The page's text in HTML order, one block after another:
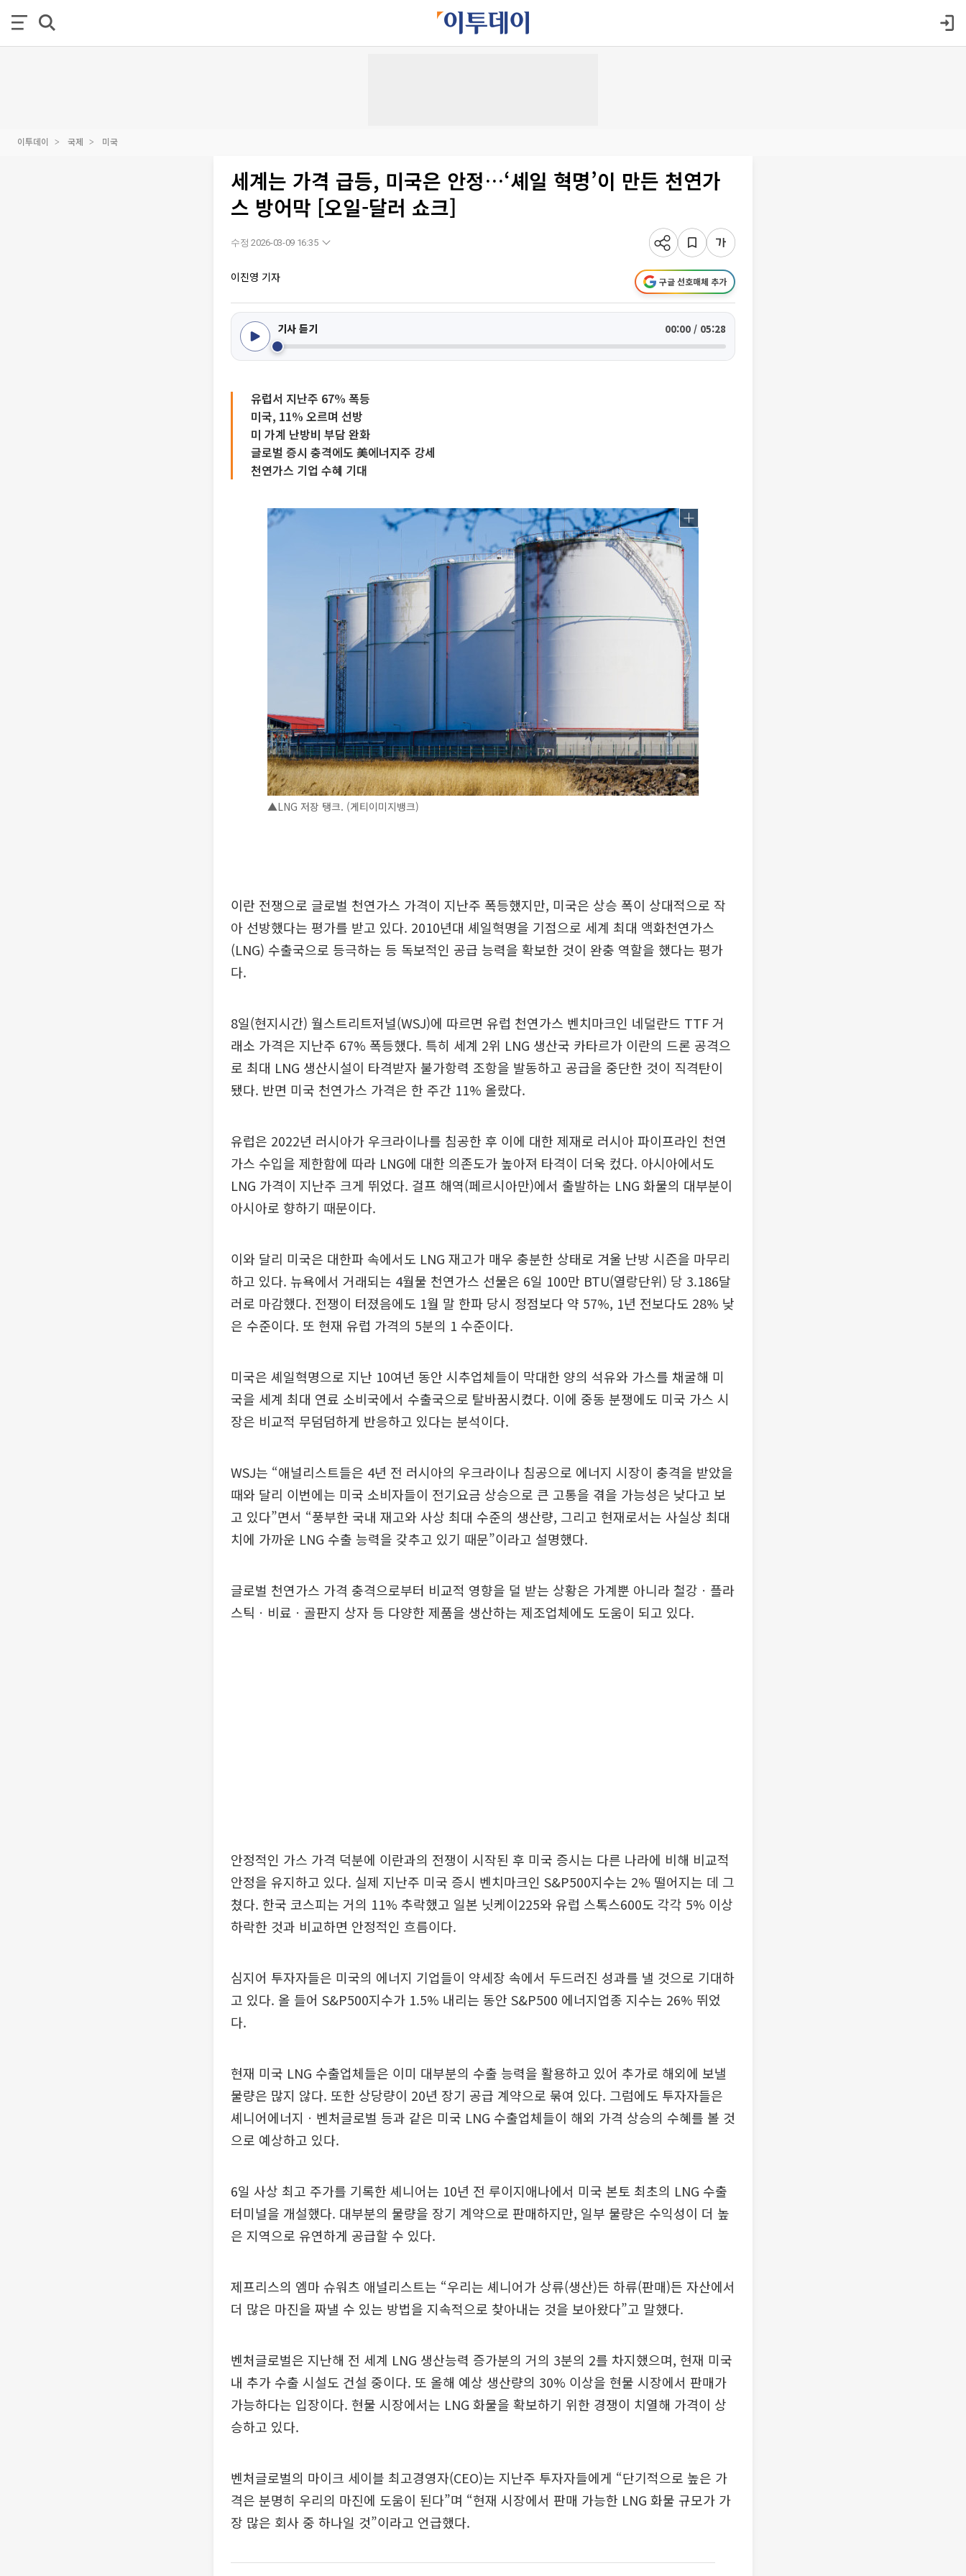
이투데이 국제 미국
세계는 가격 급등, 미국은 안정…‘셰일 혁명’이 만든 천연가
스 방어막 [오일-달러 쇼크]
수정 2026-03-09 16:35
이진영 기자 구글 선호매체 추가
기사 듣기 00:00 / 05:28
유럽서 지난주 67% 폭등
미국, 11% 오르며 선방
미 가계 난방비 부담 완화
글로벌 증시 충격에도 美에너지주 강세
천연가스 기업 수혜 기대
▲LNG 저장 탱크. (게티이미지뱅크)
이란 전쟁으로 글로벌 천연가스 가격이 지난주 폭등했지만, 미국은 상승 폭이 상대적으로 작
아 선방했다는 평가를 받고 있다. 2010년대 셰일혁명을 기점으로 세계 최대 액화천연가스
(LNG) 수출국으로 등극하는 등 독보적인 공급 능력을 확보한 것이 완충 역할을 했다는 평가
다.
8일(현지시간) 월스트리트저널(WSJ)에 따르면 유럽 천연가스 벤치마크인 네덜란드 TTF 거
래소 가격은 지난주 67% 폭등했다. 특히 세계 2위 LNG 생산국 카타르가 이란의 드론 공격으
로 최대 LNG 생산시설이 타격받자 불가항력 조항을 발동하고 공급을 중단한 것이 직격탄이
됐다. 반면 미국 천연가스 가격은 한 주간 11% 올랐다.
유럽은 2022년 러시아가 우크라이나를 침공한 후 이에 대한 제재로 러시아 파이프라인 천연
가스 수입을 제한함에 따라 LNG에 대한 의존도가 높아져 타격이 더욱 컸다. 아시아에서도
LNG 가격이 지난주 크게 뛰었다. 걸프 해역(페르시아만)에서 출발하는 LNG 화물의 대부분이
아시아로 향하기 때문이다.
이와 달리 미국은 대한파 속에서도 LNG 재고가 매우 충분한 상태로 겨울 난방 시즌을 마무리
하고 있다. 뉴욕에서 거래되는 4월물 천연가스 선물은 6일 100만 BTU(열랑단위) 당 3.186달
러로 마감했다. 전쟁이 터졌음에도 1월 말 한파 당시 정점보다 약 57%, 1년 전보다도 28% 낮
은 수준이다. 또 현재 유럽 가격의 5분의 1 수준이다.
미국은 셰일혁명으로 지난 10여년 동안 시추업체들이 막대한 양의 석유와 가스를 채굴해 미
국을 세계 최대 연료 소비국에서 수출국으로 탈바꿈시켰다. 이에 중동 분쟁에도 미국 가스 시
장은 비교적 무덤덤하게 반응하고 있다는 분석이다.
WSJ는 “애널리스트들은 4년 전 러시아의 우크라이나 침공으로 에너지 시장이 충격을 받았을
때와 달리 이번에는 미국 소비자들이 전기요금 상승으로 큰 고통을 겪을 가능성은 낮다고 보
고 있다”면서 “풍부한 국내 재고와 사상 최대 수준의 생산량, 그리고 현재로서는 사실상 최대
치에 가까운 LNG 수출 능력을 갖추고 있기 때문”이라고 설명했다.
글로벌 천연가스 가격 충격으로부터 비교적 영향을 덜 받는 상황은 가계뿐 아니라 철강ㆍ플라
스틱ㆍ비료ㆍ골판지 상자 등 다양한 제품을 생산하는 제조업체에도 도움이 되고 있다.
안정적인 가스 가격 덕분에 이란과의 전쟁이 시작된 후 미국 증시는 다른 나라에 비해 비교적
안정을 유지하고 있다. 실제 지난주 미국 증시 벤치마크인 S&P500지수는 2% 떨어지는 데 그
쳤다. 한국 코스피는 거의 11% 추락했고 일본 닛케이225와 유럽 스톡스600도 각각 5% 이상
하락한 것과 비교하면 안정적인 흐름이다.
심지어 투자자들은 미국의 에너지 기업들이 약세장 속에서 두드러진 성과를 낼 것으로 기대하
고 있다. 올 들어 S&P500지수가 1.5% 내리는 동안 S&P500 에너지업종 지수는 26% 뛰었
다.
현재 미국 LNG 수출업체들은 이미 대부분의 수출 능력을 활용하고 있어 추가로 해외에 보낼
물량은 많지 않다. 또한 상당량이 20년 장기 공급 계약으로 묶여 있다. 그럼에도 투자자들은
셰니어에너지ㆍ벤처글로벌 등과 같은 미국 LNG 수출업체들이 해외 가격 상승의 수혜를 볼 것
으로 예상하고 있다.
6일 사상 최고 주가를 기록한 셰니어는 10년 전 루이지애나에서 미국 본토 최초의 LNG 수출
터미널을 개설했다. 대부분의 물량을 장기 계약으로 판매하지만, 일부 물량은 수익성이 더 높
은 지역으로 유연하게 공급할 수 있다.
제프리스의 엠마 슈워츠 애널리스트는 “우리는 셰니어가 상류(생산)든 하류(판매)든 자산에서
더 많은 마진을 짜낼 수 있는 방법을 지속적으로 찾아내는 것을 보아왔다”고 말했다.
벤처글로벌은 지난해 전 세계 LNG 생산능력 증가분의 거의 3분의 2를 차지했으며, 현재 미국
내 추가 수출 시설도 건설 중이다. 또 올해 예상 생산량의 30% 이상을 현물 시장에서 판매가
가능하다는 입장이다. 현물 시장에서는 LNG 화물을 확보하기 위한 경쟁이 치열해 가격이 상
승하고 있다.
벤처글로벌의 마이크 세이블 최고경영자(CEO)는 지난주 투자자들에게 “단기적으로 높은 가
격은 분명히 우리의 마진에 도움이 된다”며 “현재 시장에서 판매 가능한 LNG 화물 규모가 가
장 많은 회사 중 하나일 것”이라고 언급했다.